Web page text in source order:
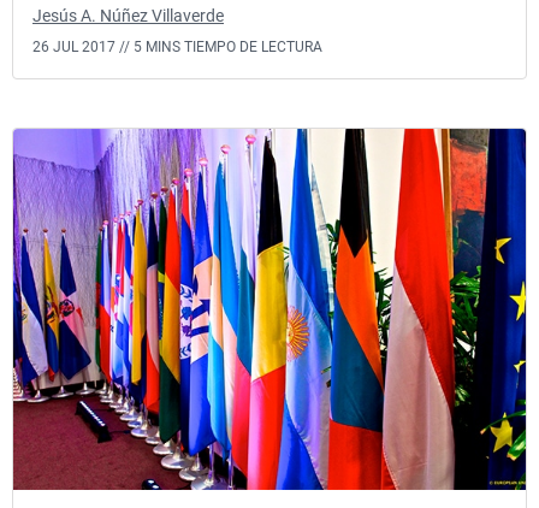
Jesús A. Núñez Villaverde
26 JUL 2017 // 5 MINS TIEMPO DE LECTURA